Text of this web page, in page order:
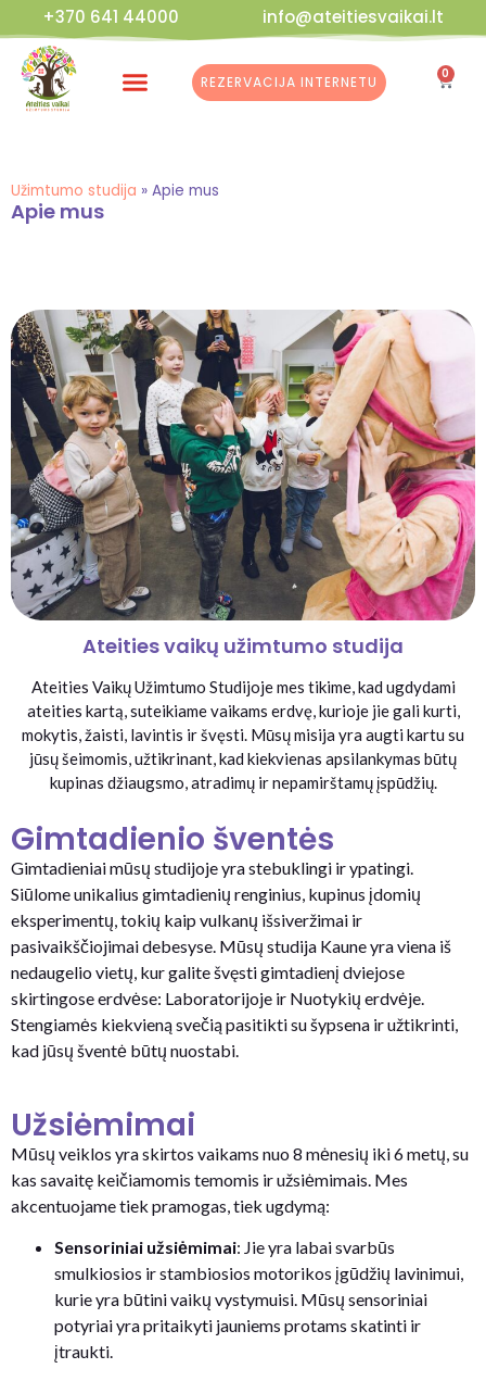
+370 641 44000 info@ateitiesvaikai.lt
REZERVACIJA INTERNETU 0
Užimtumo studija » Apie mus
Apie mus
Ateities vaikų užimtumo studija
Ateities Vaikų Užimtumo Studijoje mes tikime, kad ugdydami
ateities kartą, suteikiame vaikams erdvę, kurioje jie gali kurti,
mokytis, žaisti, lavintis ir švęsti. Mūsų misija yra augti kartu su
jūsų šeimomis, užtikrinant, kad kiekvienas apsilankymas būtų
kupinas džiaugsmo, atradimų ir nepamirštamų įspūdžių.
Gimtadienio šventės
Gimtadieniai mūsų studijoje yra stebuklingi ir ypatingi.
Siūlome unikalius gimtadienių renginius, kupinus įdomių
eksperimentų, tokių kaip vulkanų išsiveržimai ir
pasivaikščiojimai debesyse. Mūsų studija Kaune yra viena iš
nedaugelio vietų, kur galite švęsti gimtadienį dviejose
skirtingose erdvėse: Laboratorijoje ir Nuotykių erdvėje.
Stengiamės kiekvieną svečią pasitikti su šypsena ir užtikrinti,
kad jūsų šventė būtų nuostabi.
Užsiėmimai
Mūsų veiklos yra skirtos vaikams nuo 8 mėnesių iki 6 metų, su
kas savaitę keičiamomis temomis ir užsiėmimais. Mes
akcentuojame tiek pramogas, tiek ugdymą:
Sensoriniai užsiėmimai: Jie yra labai svarbūs
smulkiosios ir stambiosios motorikos įgūdžių lavinimui,
kurie yra būtini vaikų vystymuisi. Mūsų sensoriniai
potyriai yra pritaikyti jauniems protams skatinti ir
įtraukti.